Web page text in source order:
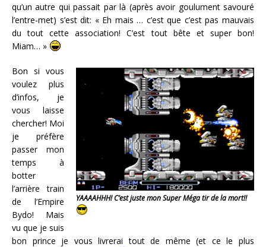
qu’un autre qui passait par là (après avoir goulument savouré
l’entre-met) s’est dit: « Eh mais … c’est que c’est pas mauvais
du tout cette association! C’est tout bête et super bon!
Miam… »
YAAAAHHH! C’est juste mon Super Méga tir de la mort!!
Bon si vous
voulez plus
d’infos, je
vous laisse
chercher! Moi
je préfère
passer mon
temps à
botter
l’arrière train
de l’Empire
Bydo! Mais
vu que je suis
bon prince je vous livrerai tout de même (et ce le plus